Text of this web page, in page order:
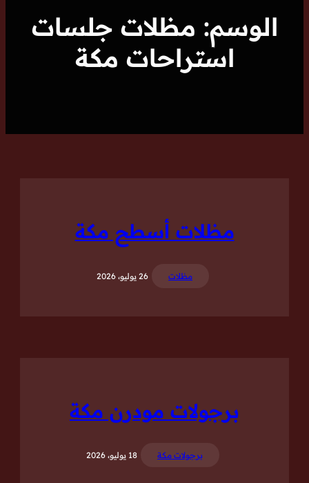
الوسم: مظلات جلسات
استراحات مكة
مظلات أسطح مكة
مظلات 26 يوليو، 2026
برجولات مودرن مكة
برجولات مكة 18 يوليو، 2026